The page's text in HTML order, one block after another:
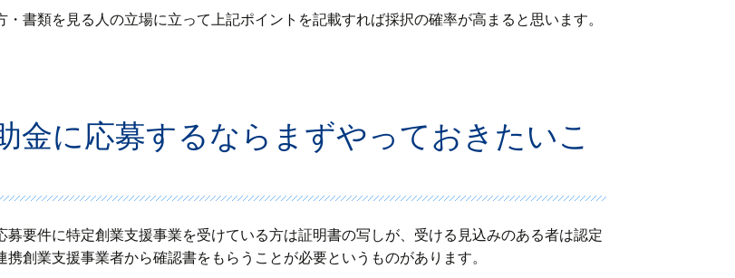
・書類を見る人の立場に立って上記ポイントを記載すれば採択の確率が高まると思います。
金に応募するならまずやっておきたいこ
募要件に特定創業支援事業を受けている方は証明書の写しが、受ける見込みのある者は認定
携創業支援事業者から確認書をもらうことが必要というものがあります。